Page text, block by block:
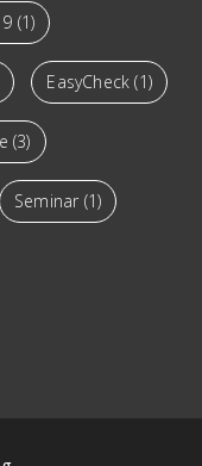
(1)
EasyCheck (1)
(3)
Seminar (1)